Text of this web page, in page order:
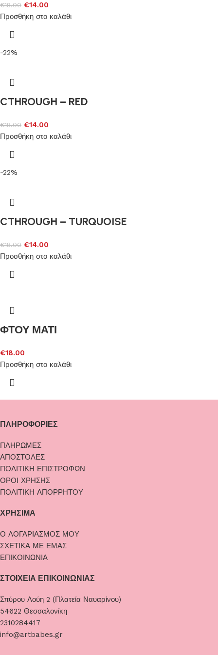
€18.00 €14.00
Προσθήκη στο καλάθι
-22%
CTHROUGH – RED
€18.00 €14.00
Προσθήκη στο καλάθι
-22%
CTHROUGH – TURQUOISE
€18.00 €14.00
Προσθήκη στο καλάθι
ΦΤΟΥ ΜΑΤΙ
€18.00
Προσθήκη στο καλάθι
ΠΛΗΡΟΦΟΡΙΕΣ
ΠΛΗΡΩΜΕΣ
ΑΠΟΣΤΟΛΕΣ
ΠΟΛΙΤΙΚΗ ΕΠΙΣΤΡΟΦΩΝ
ΟΡΟΙ ΧΡΗΣΗΣ
ΠΟΛΙΤΙΚΗ ΑΠΟΡΡΗΤΟΥ
ΧΡΗΣΙΜΑ
Ο ΛΟΓΑΡΙΑΣΜΟΣ ΜΟΥ
ΣΧΕΤΙΚΑ ΜΕ ΕΜΑΣ
ΕΠΙΚΟΙΝΩΝΙΑ
ΣΤΟΙΧΕΙΑ ΕΠΙΚΟΙΝΩΝΙΑΣ
Σπύρου Λούη 2 (Πλατεία Ναυαρίνου)
54622 Θεσσαλονίκη
2310284417
info@artbabes.gr